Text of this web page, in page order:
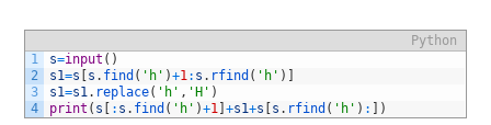
Python
1
2
3
4
s=input ( )
s1=s s . find ( 'h' )+1: s . rfind ( 'h' )
s1=s1. replace( 'h' , 'H' )
print ( s : s . find ( 'h' )+1 ]+s1+s s . rfind ( 'h' ) : )